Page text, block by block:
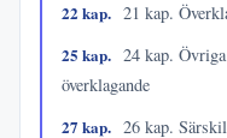
22 kap. 21 kap.
25 kap. 24 kap.
överklagande
27 kap. 26 kap.